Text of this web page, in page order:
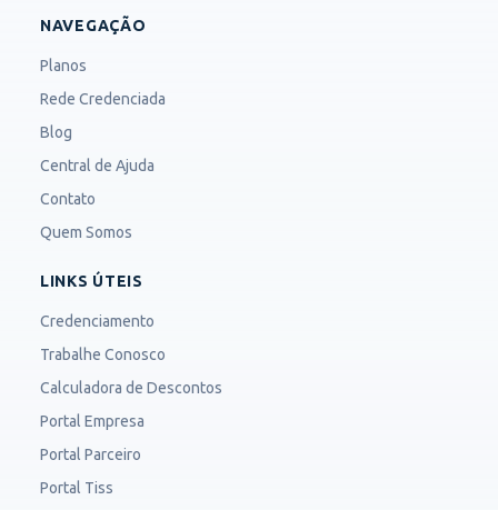
NAVEGAÇÃO
Planos
Rede Credenciada
Blog
Central de Ajuda
Contato
Quem Somos
LINKS ÚTEIS
Credenciamento
Trabalhe Conosco
Calculadora de Descontos
Portal Empresa
Portal Parceiro
Portal Tiss